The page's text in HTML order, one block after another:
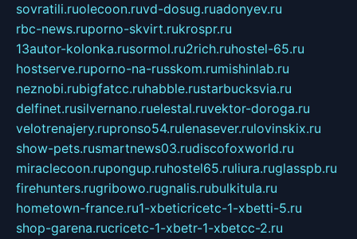
sovratili.ruolecoon.ruvd-dosug.ruadonyev.ru
rbc-news.ruporno-skvirt.rukrospr.ru
13autor-kolonka.rusormol.ru2rich.ruhostel-65.ru
hostserve.ruporno-na-russkom.rumishinlab.ru
neznobi.rubigfatcc.ruhabble.rustarbucksvia.ru
delfinet.rusilvernano.ruelestal.ruvektor-doroga.ru
velotrenajery.rupronso54.rulenasever.rulovinskix.ru
show-pets.rusmartnews03.rudiscofoxworld.ru
miraclecoon.rupongup.ruhostel65.ruliura.ruglasspb.ru
firehunters.rugribowo.rugnalis.rubulkitula.ru
hometown-france.ru1-xbeticricetc-1-xbetti-5.ru
shop-garena.rucricetc-1-xbetr-1-xbetcc-2.ru